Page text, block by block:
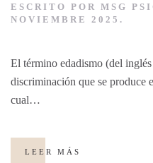
ESCRITO POR MSG
NOVIEMBRE 2025 .
El término edadismo (del
discriminación que se produce
cual…
LEER MÁS